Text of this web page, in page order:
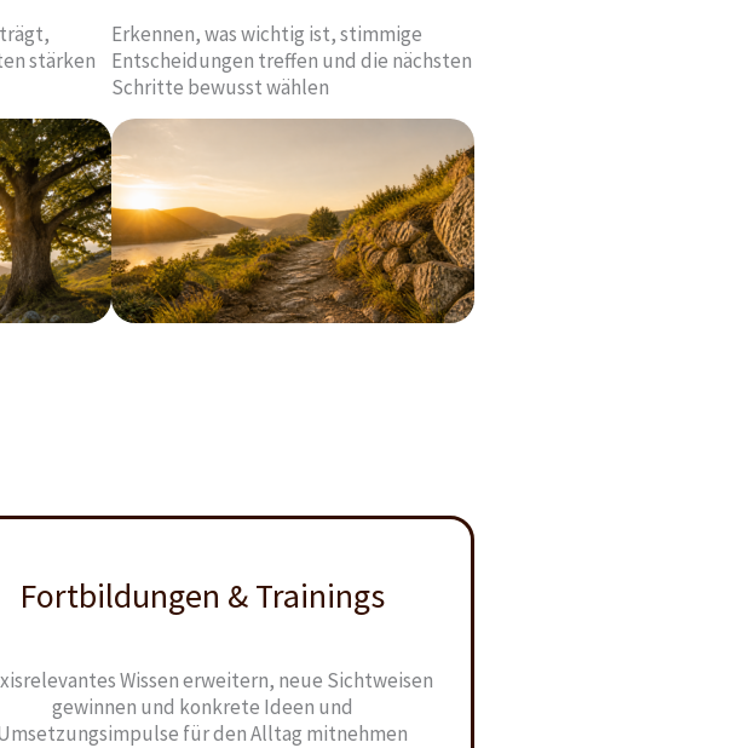
stärken
Erkennen, was wichtig ist, stimmige
Entscheidungen treffen und die nächsten
Schritte bewusst wählen
Fortbildungen & Trainings
Wissen erweitern, neue Sichtweisen
gewinnen und konkrete Ideen und
für den Alltag mitnehmen